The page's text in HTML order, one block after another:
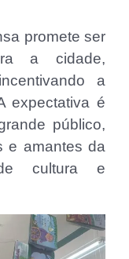
promete ser
a cidade,
a
expectativa é
público,
e amantes da
cultura e